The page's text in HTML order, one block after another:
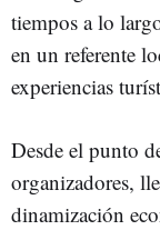
tiempos a lo
en un referente
experiencias
Desde el punto
organizadores,
dinamización